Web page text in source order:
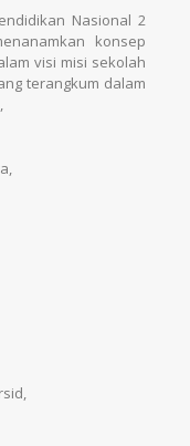
Nasional 2
konsep
visi misi sekolah
terangkum dalam